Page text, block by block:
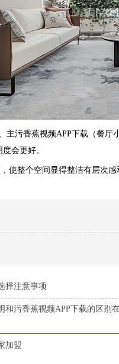
主污香蕉视频APP下载（餐厅小
会更好。
，使整个空间显得整洁有层次感
择注意事项
和污香蕉视频APP下载的区别在哪
加盟